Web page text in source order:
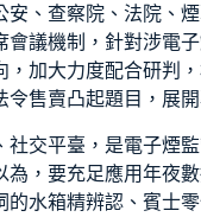
安、查察院、法院、
會議機制，針對涉電
，加大力度配合研判
令售賣凸起題目，展
社交平臺，是電子煙
為，要充足應用年夜
的水箱精辨認、 賓士